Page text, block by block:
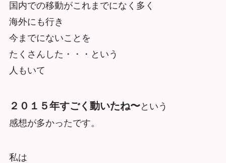
国内での移動がこれまでになく多く
海外にも行き
今までにないことを
たくさんした・・・という
人もいて
２０１５年すごく動いたね〜という
感想が多かったです。
私は